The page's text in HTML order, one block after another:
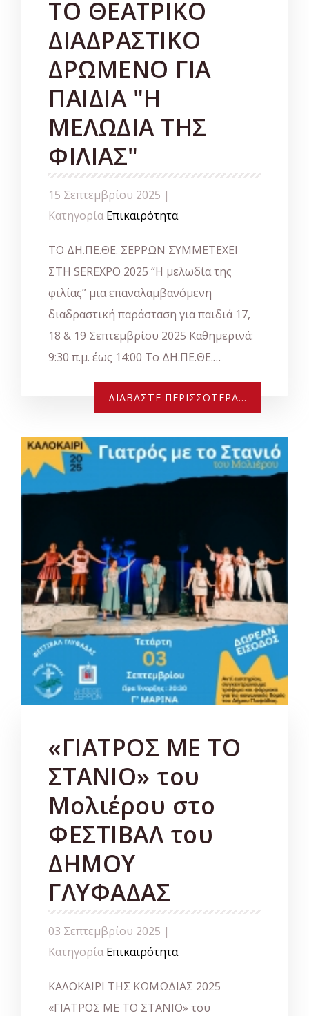
TO ΘΕΑΤΡΙΚΟ
ΔΙΑΔΡΑΣΤΙΚΟ
ΔΡΩΜΕΝΟ ΓΙΑ
ΠΑΙΔΙΑ "Η
ΜΕΛΩΔΙΑ ΤΗΣ
ΦΙΛΙΑΣ"
15 Σεπτεμβρίου 2025 |
Κατηγορία Επικαιρότητα
ΤΟ ΔΗ.ΠΕ.ΘΕ. ΣΕΡΡΩΝ ΣΥΜΜΕΤΕΧΕΙ
ΣΤΗ SEREXPO 2025 “H μελωδία της
φιλίας” μια επαναλαμβανόμενη
διαδραστική παράσταση για παιδιά 17,
18 & 19 Σεπτεμβρίου 2025 Καθημερινά:
9:30 π.μ. έως 14:00 Το ΔΗ.ΠΕ.ΘΕ.…
ΔΙΑΒΆΣΤΕ ΠΕΡΙΣΣΌΤΕΡΑ...
«ΓΙΑΤΡΟΣ ΜΕ ΤΟ
ΣΤΑΝΙΟ» του
Μολιέρου στο
ΦΕΣΤΙΒΑΛ του
ΔΗΜΟΥ
ΓΛΥΦΑΔΑΣ
03 Σεπτεμβρίου 2025 |
Κατηγορία Επικαιρότητα
ΚΑΛΟΚΑΙΡΙ ΤΗΣ ΚΩΜΩΔΙΑΣ 2025
«ΓΙΑΤΡΟΣ ΜΕ ΤΟ ΣΤΑΝΙΟ» του